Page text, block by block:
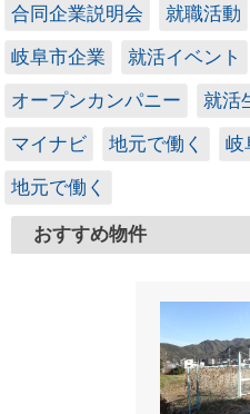
合同企業説明会 就職活動
岐阜市企業 就活イベント
オープンカンパニー 就活
マイナビ 地元で働く 岐
地元で働く
おすすめ物件